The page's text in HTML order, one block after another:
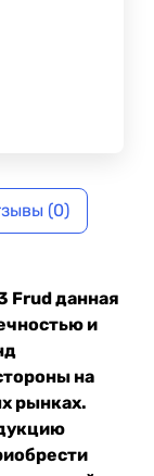
(0)
Frud данная
и
на
рынках.